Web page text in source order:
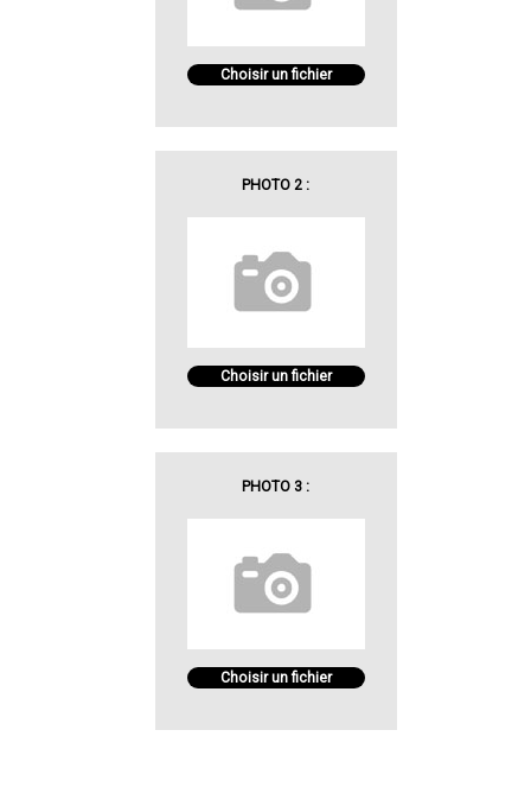
Choisir un fichier
PHOTO 2 :
Choisir un fichier
PHOTO 3 :
Choisir un fichier